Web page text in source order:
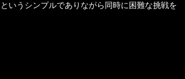
いうシンプルでありながら同時に困難な挑戦を